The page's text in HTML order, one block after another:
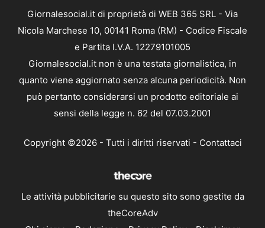
Giornalesocial.it di proprietà di WEB 365 SRL - Via
Nicola Marchese 10, 00141 Roma (RM) - Codice Fiscale
e Partita I.V.A. 12279101005
Giornalesocial.it non è una testata giornalistica, in
quanto viene aggiornato senza alcuna periodicità. Non
può pertanto considerarsi un prodotto editoriale ai
sensi della legge n. 62 del 07.03.2001
Copyright ©2026 - Tutti i diritti riservati - Contattaci
Le attività pubblicitarie su questo sito sono gestite da
theCoreAdv